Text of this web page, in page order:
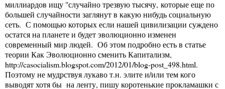
миллиардов ищу "случайно трезвую тысячу, которые еще по
большей случайности заглянут в какую нибудь социальную
сеть. С помощью которых если нашей цивилизации суждено
остатся на планете и будет эволюционно изменен
современный мир людей. Об этом подробно есть в статье
теории Как Эволюционно сменить Капитализм,
http://casocialism.blogspot.com/2012/01/blog-post_498.html.
Поэтому не мудрствуя лукаво т.н. элите и/или тем кого
выводят хотя бы на ленту, пишу коротенькие прокламашки с